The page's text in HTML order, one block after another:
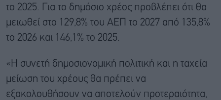
το 2025. Για το δημόσιο χρέος προβλέπει ότι θα
μειωθεί στο 129,8% του ΑΕΠ το 2027 από 135,8%
το 2026 και 146,1% το 2025.
«Η συνετή δημοσιονομική πολιτική και η ταχεία
μείωση του χρέους θα πρέπει να
εξακολουθήσουν να αποτελούν προτεραιότητα,